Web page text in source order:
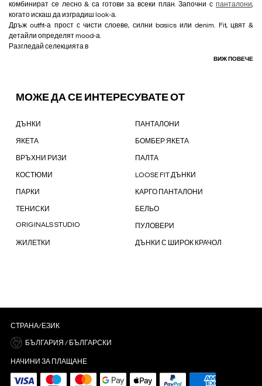
комбинират се лесно & са готови за всеки план. Започни с панталони,
когато искаш да изградиш look-а.
Дръж outfit-а прост с чисти слоеве, силни basics или denim. Fit, цвят &
детайли определят mood-а.
Разгледай селекцията в
ВИЖ ПОВЕЧЕ
МОЖЕ ДА СЕ ИНТЕРЕСУВАТЕ ОТ
ДЪНКИ ПАНТАЛОНИ
ЯКЕТА БОМБЕР ЯКЕТА
ВРЪХНИ РИЗИ ПАЛТА
КОСТЮМИ LOOSE FIT ДЪНКИ
ПАРКИ КАРГО ПАНТАЛОНИ
ТЕНИСКИ БЕЛЬО
ORIGINALS STUDIO ПУЛОВЕРИ
ЖИЛЕТКИ ДЪНКИ С ШИРОК КРАЧОЛ
СТРАНА/ЕЗИК
БЪЛГАРИЯ / БЪЛГАРСКИ
НАЧИНИ ЗА ПЛАЩАНЕ